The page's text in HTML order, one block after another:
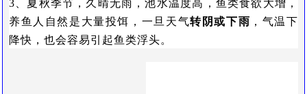
3、夏秋季节，久晴无雨，池水温度高，鱼类食欲大增，
养鱼人自然是大量投饵，一旦天气转阴或下雨 ，气温下
降快，也会容易引起鱼类浮头。